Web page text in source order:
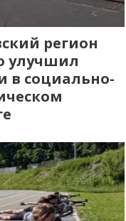
регион
улучшил
в социально-